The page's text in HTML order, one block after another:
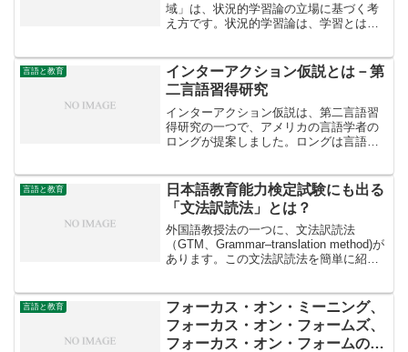
域」は、状況的学習論の立場に基づく考
え方です。状況的学習論は、学習とは
るというような、個人的な学習観とは正
反対です。正統的周辺参加...
言語と教育
インターアクション仮説とは－第
二言語習得研究
インターアクション仮説は、第二言語習
得研究の一つで、アメリカの言語学者の
ロングが提案しました。ロングは言語習
重要だと考えました。インターアクショ
ン仮説とはインターアクシ...
言語と教育
日本語教育能力検定試験にも出る
「文法訳読法」とは？
外国語教授法の一つに、文法訳読法
（GTM、Grammar–translation method)が
あります。この文法訳読法を簡単に紹介
的な（伝統的）方法から派生した外国
語...
言語と教育
フォーカス・オン・ミーニング、
フォーカス・オン・フォームズ、
フォーカス・オン・フォームの違